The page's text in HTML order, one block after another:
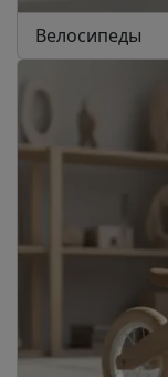
Велосипеды